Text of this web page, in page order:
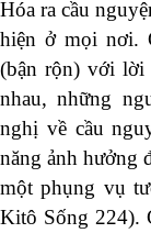
Hóa ra cầu
hiện ở mọi nơi.
(bận rộn) với lời
nhau, những
nghị về cầu
năng ảnh hưởng
một phụng vụ
Kitô Sống 224).